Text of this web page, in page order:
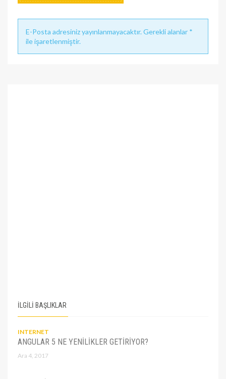
E-Posta adresiniz yayınlanmayacaktır. Gerekli alanlar *
ile işaretlenmiştir.
İLGİLİ BAŞLIKLAR
INTERNET
ANGULAR 5 NE YENILIKLER GETIRIYOR?
Ara 4, 2017